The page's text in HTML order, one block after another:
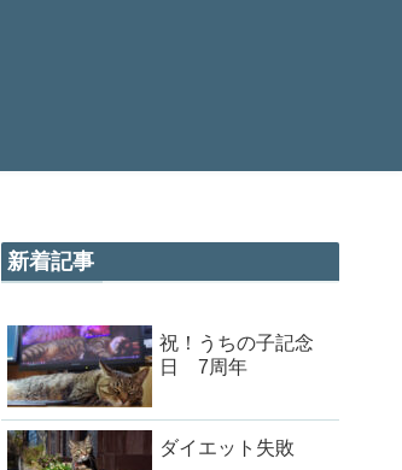
新着記事
祝！うちの子記念
日 7周年
ダイエット失敗